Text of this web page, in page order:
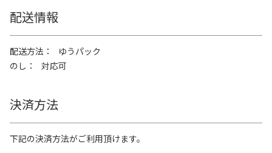
配送情報
配送方法
ゆうパック
のし
対応可
決済方法
下記の決済方法がご利用頂けます。